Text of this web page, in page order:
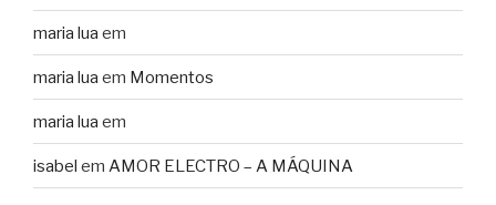
maria lua em
maria lua em Momentos
maria lua em
isabel em AMOR ELECTRO – A MÁQUINA